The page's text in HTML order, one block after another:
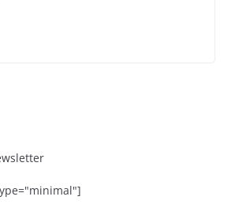
édition
La Fête de la Mer et des